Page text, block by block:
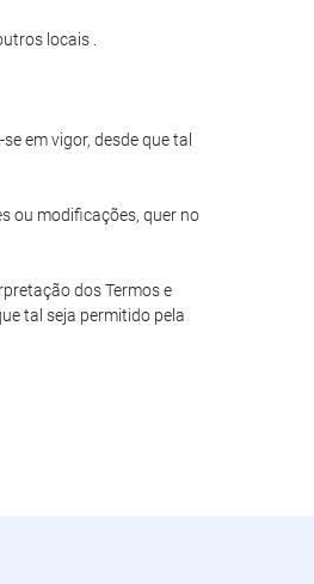
locais .
em vigor, desde que tal
ou modificações, quer no
dos Termos e
tal seja permitido pela